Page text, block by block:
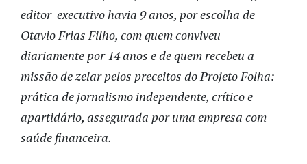
editor-executivo havia 9 anos, por escolha de
Otavio Frias Filho, com quem conviveu
diariamente por 14 anos e de quem recebeu a
missão de zelar pelos preceitos do Projeto Folha:
prática de jornalismo independente, crítico e
apartidário, assegurada por uma empresa com
saúde financeira.